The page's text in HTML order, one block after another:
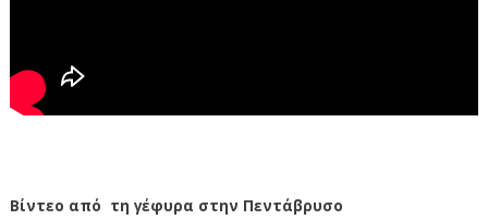
Βίντεο από τη γέφυρα στην Πεντάβρυσο